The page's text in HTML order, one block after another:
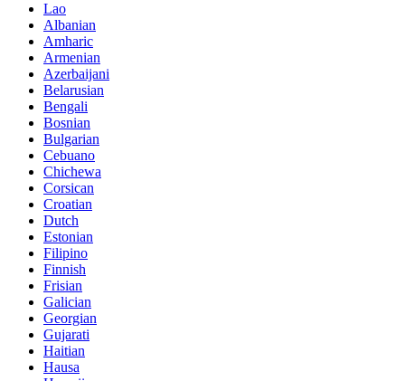
Lao
Albanian
Amharic
Armenian
Azerbaijani
Belarusian
Bengali
Bosnian
Bulgarian
Cebuano
Chichewa
Corsican
Croatian
Dutch
Estonian
Filipino
Finnish
Frisian
Galician
Georgian
Gujarati
Haitian
Hausa